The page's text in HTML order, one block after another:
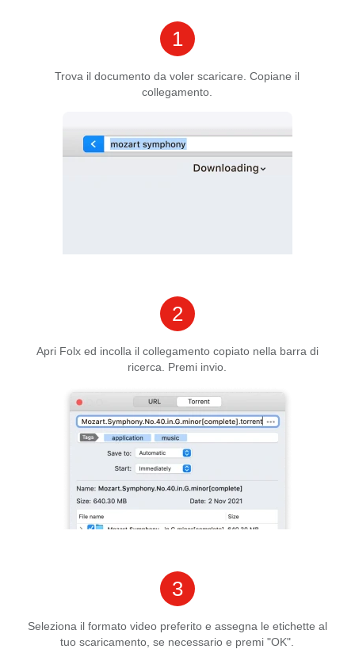
1
Trova il documento da voler scaricare. Copiane il
collegamento.
2
Apri Folx ed incolla il collegamento copiato nella barra di
ricerca. Premi invio.
3
Seleziona il formato video preferito e assegna le etichette al
tuo scaricamento, se necessario e premi "OK".